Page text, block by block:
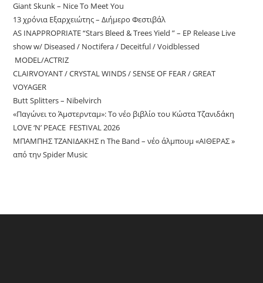
Giant Skunk – Nice To Meet You
13 χρόνια Εξαρχειώτης – Διήμερο Φεστιβάλ
AS INAPPROPRIATE “Stars Bleed & Trees Yield ” – EP Release Live
show w/ Diseased / Noctifera / Deceitful / Voidblessed
MODEL/ACTRIZ
CLAIRVOYANT / CRYSTAL WINDS / SENSE OF FEAR / GREAT
VOYAGER
Butt Splitters – Nibelvirch
«Παγώνει το Άμστερνταμ»: Το νέο βιβλίο του Κώστα Τζανιδάκη
LOVE ‘N’ PEACE FESTIVAL 2026
ΜΠΑΜΠΗΣ ΤΖΑΝΙΔΑΚΗΣ n The Band – νέο άλμπουμ «ΑΙΘΕΡΑΣ »
από την Spider Music